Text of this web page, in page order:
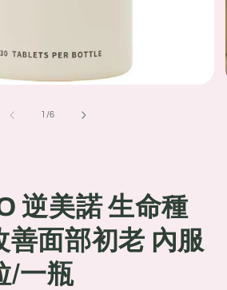
1 /of
6
逆美諾 生命種
善面部初老 內服
/一瓶